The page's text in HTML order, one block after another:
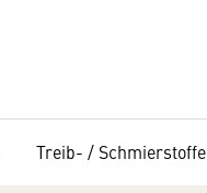
Treib- / Schmierstoffe